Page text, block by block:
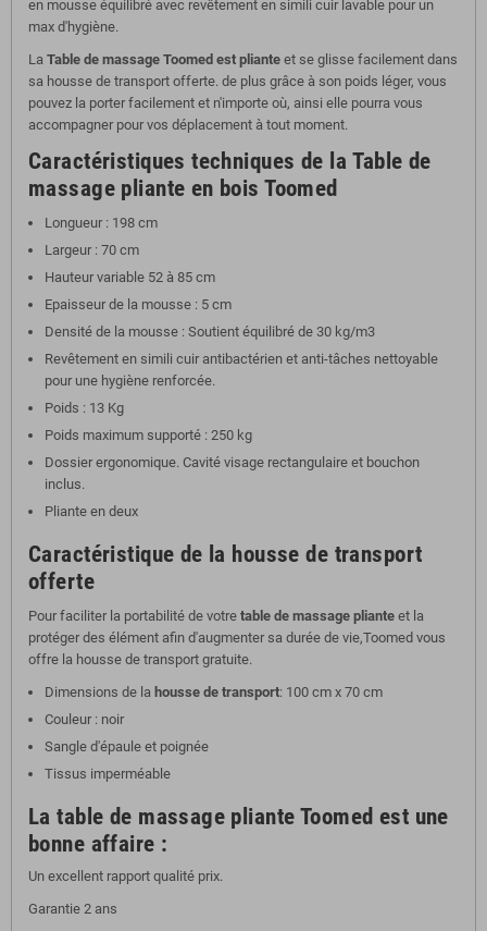
en mousse équilibré avec revêtement en simili cuir lavable pour un
max d'hygiène.
La Table de massage Toomed est pliante et se glisse facilement dans
sa housse de transport offerte. de plus grâce à son poids léger, vous
pouvez la porter facilement et n'importe où, ainsi elle pourra vous
accompagner pour vos déplacement à tout moment.
Caractéristiques techniques de laTable de
massage pliante en bois Toomed
Longueur : 198 cm
Largeur : 70 cm
Hauteur variable 52 à 85 cm
Epaisseur de la mousse : 5 cm
Densité de la mousse : Soutient équilibré de 30 kg/m3
Revêtement en simili cuir antibactérien et anti-tâches nettoyable
pour une hygiène renforcée.
Poids : 13 Kg
Poids maximum supporté : 250 kg
Dossier ergonomique. Cavité visage rectangulaire et bouchon
inclus.
Pliante en deux
Caractéristique de la housse de transport
offerte
Pour faciliter la portabilité de votre table de massage pliante et la
protéger des élément afin d'augmenter sa durée de vie,Toomed vous
offre la housse de transport gratuite.
Dimensions de la housse de transport: 100 cm x 70 cm
Couleur : noir
Sangle d'épaule et poignée
Tissus imperméable
La table de massage pliante Toomed est une
bonne affaire :
Un excellent rapport qualité prix.
Garantie 2 ans